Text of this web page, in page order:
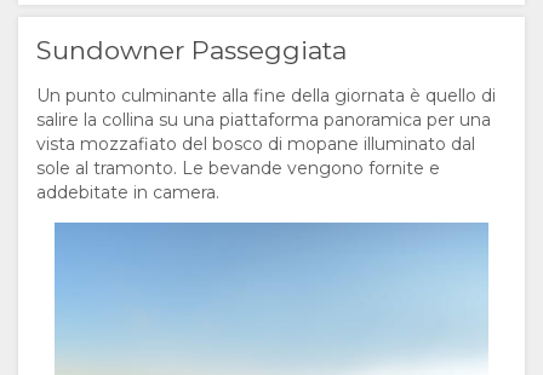
Sundowner Passeggiata
Un punto culminante alla fine della giornata è quello di
salire la collina su una piattaforma panoramica per una
vista mozzafiato del bosco di mopane illuminato dal
sole al tramonto. Le bevande vengono fornite e
addebitate in camera.